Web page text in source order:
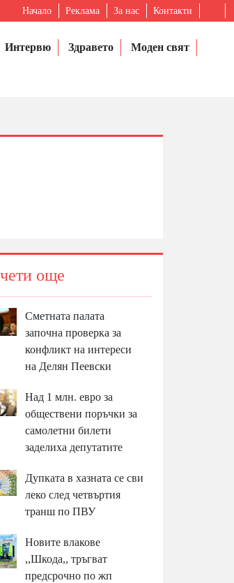
Начало Реклама За нас Контакти
Интервю Здравето
Моден свят
още
Сметната палата
започна проверка за
конфликт на интереси
на Делян Пеевски
Над 1 млн. евро за
обществени поръчки за
самолетни билети
заделиха депутатите
Дупката в хазната се сви
леко след четвъртия
транш по ПВУ
Новите влакове
,,Шкода,, тръгват
предсрочно по жп